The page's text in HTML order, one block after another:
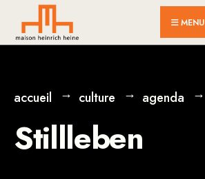
MENU
accueil culture agenda
Stillleben